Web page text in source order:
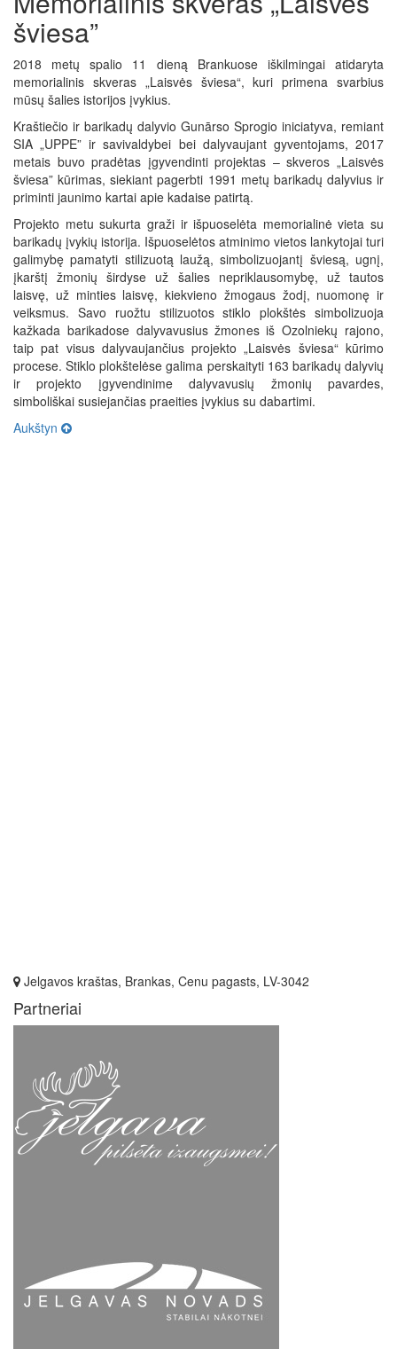
šviesa”
2018 metų spalio 11 dieną Brankuose iškilmingai atidaryta
memorialinis skveras „Laisvės šviesa“, kuri primena svarbius
mūsų šalies istorijos įvykius.
Kraštiečio ir barikadų dalyvio Gunārso Sprogio iniciatyva, remiant
SIA „UPPE” ir savivaldybei bei dalyvaujant gyventojams, 2017
metais buvo pradėtas įgyvendinti projektas – skveros „Laisvės
šviesa” kūrimas, siekiant pagerbti 1991 metų barikadų dalyvius ir
priminti jaunimo kartai apie kadaise patirtą.
Projekto metu sukurta graži ir išpuoselėta memorialinė vieta su
barikadų įvykių istorija. Išpuoselėtos atminimo vietos lankytojai turi
galimybę pamatyti stilizuotą laužą, simbolizuojantį šviesą, ugnį,
įkarštį žmonių širdyse už šalies nepriklausomybę, už tautos
laisvę, už minties laisvę, kiekvieno žmogaus žodį, nuomonę ir
veiksmus. Savo ruožtu stilizuotos stiklo plokštės simbolizuoja
kažkada barikadose dalyvavusius žmones iš Ozolniekų rajono,
taip pat visus dalyvaujančius projekto „Laisvės šviesa“ kūrimo
procese. Stiklo plokštelėse galima perskaityti 163 barikadų dalyvių
ir projekto įgyvendinime dalyvavusių žmonių pavardes,
simboliškai susiejančias praeities įvykius su dabartimi.
Aukštyn
Jelgavos kraštas, Brankas, Cenu pagasts, LV-3042
Partneriai